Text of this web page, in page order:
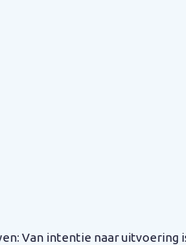
Van intentie naar uitvoering